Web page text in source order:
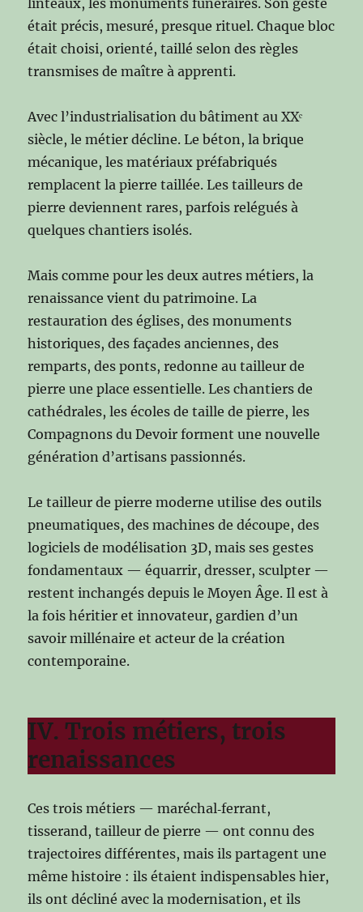
était précis, mesuré, presque rituel. Chaque bloc
était choisi, orienté, taillé selon des règles
transmises de maître à apprenti.
Avec l’industrialisation du bâtiment au XXᵉ
siècle, le métier décline. Le béton, la brique
mécanique, les matériaux préfabriqués
remplacent la pierre taillée. Les tailleurs de
pierre deviennent rares, parfois relégués à
quelques chantiers isolés.
Mais comme pour les deux autres métiers, la
renaissance vient du patrimoine. La
restauration des églises, des monuments
historiques, des façades anciennes, des
remparts, des ponts, redonne au tailleur de
pierre une place essentielle. Les chantiers de
cathédrales, les écoles de taille de pierre, les
Compagnons du Devoir forment une nouvelle
génération d’artisans passionnés.
Le tailleur de pierre moderne utilise des outils
pneumatiques, des machines de découpe, des
logiciels de modélisation 3D, mais ses gestes
fondamentaux — équarrir, dresser, sculpter —
restent inchangés depuis le Moyen Âge. Il est à
la fois héritier et innovateur, gardien d’un
savoir millénaire et acteur de la création
contemporaine.
IV. Trois métiers, trois
renaissances
Ces trois métiers — maréchal‑ferrant,
tisserand, tailleur de pierre — ont connu des
trajectoires différentes, mais ils partagent une
même histoire : ils étaient indispensables hier,
ils ont décliné avec la modernisation, et ils